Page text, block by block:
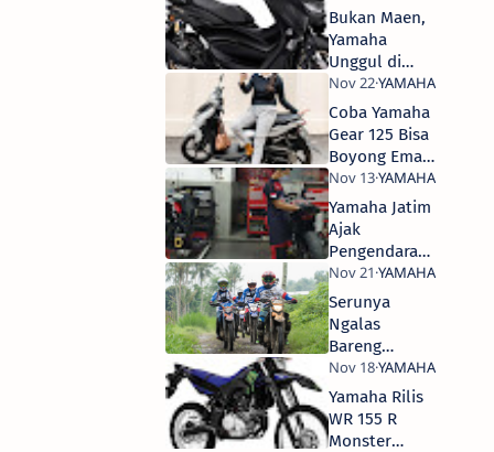
Bukan Maen,
Yamaha
Unggul di
GridOto
Award 2021
Coba Yamaha
Gear 125 Bisa
Boyong Emas
Jutaan Rupiah
Yamaha Jatim
Ajak
Pengendara
Rutin Rawat
Motor
Serunya
Ngalas
Bareng
Yamaha
WR155R
Yamaha Rilis
WR 155 R
Monster